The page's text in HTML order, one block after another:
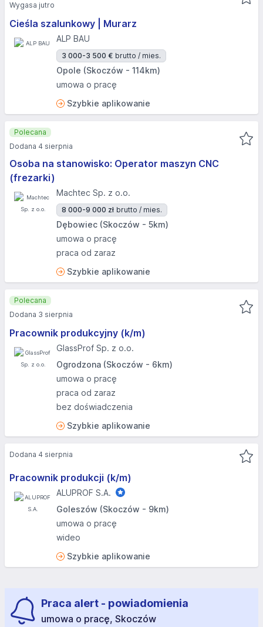
Cieśla szalunkowy | Murarz
ALP BAU
3 000-3 500 € brutto / mies.
Opole (Skoczów - 114km)
umowa o pracę
Szybkie aplikowanie
Wygasa jutro
Osoba na stanowisko: Operator maszyn CNC
(frezarki)
Machtec Sp. z o.o.
8 000-9 000 zł brutto / mies.
Dębowiec (Skoczów - 5km)
umowa o pracę
praca od zaraz
Szybkie aplikowanie
Polecana
Dodana 4 sierpnia
Pracownik produkcyjny (k/m)
GlassProf Sp. z o.o.
Ogrodzona (Skoczów - 6km)
umowa o pracę
praca od zaraz
bez doświadczenia
Szybkie aplikowanie
Polecana
Dodana 3 sierpnia
Pracownik produkcji (k/m)
ALUPROF S.A.
Goleszów (Skoczów - 9km)
umowa o pracę
wideo
Szybkie aplikowanie
Dodana 4 sierpnia
Praca alert - powiadomienia
umowa o pracę, Skoczów